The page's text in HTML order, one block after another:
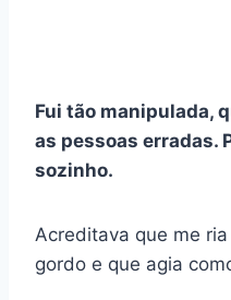
Fui tão manipulada,
as pessoas erradas.
sozinho.
Acreditava que me
gordo e que agia